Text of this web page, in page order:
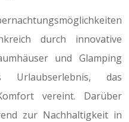
durch innovative
und Glamping
das
vereint. Darüber
zur Nachhaltigkeit in